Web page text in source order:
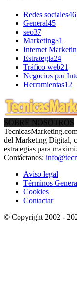
Redes sociales46
General45
seo37
Marketing31
Internet
Estrategia24
Tráfico web21
Negocios por
Herramientas12
SOBRE NOSOTROS
del Marketing Digital,
estrategias para
Contáctanos:
Aviso legal
Términos
Cookies
Contactar
© Copyright 2002 -